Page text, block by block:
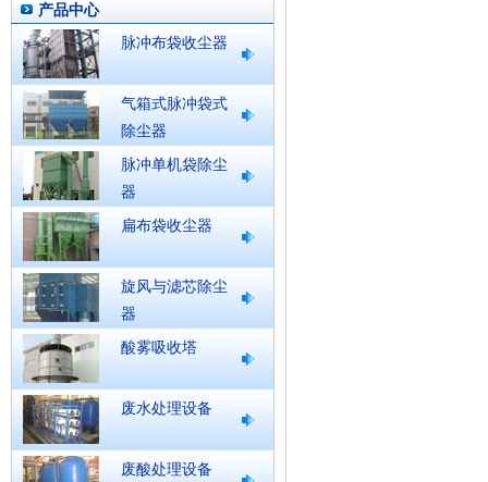
产品中心
脉冲布袋收尘器
气箱式脉冲袋式
除尘器
脉冲单机袋除尘
器
扁布袋收尘器
旋风与滤芯除尘
器
酸雾吸收塔
废水处理设备
废酸处理设备